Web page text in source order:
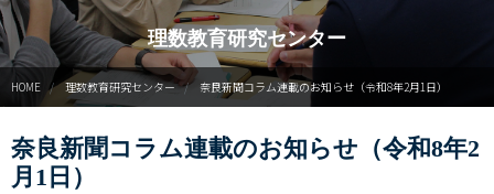
サマースクールイン曽爾
ウィンタースクールイン曽爾
GUTS（学力向上合宿）支援
理数教育研究センター
HOME 理数教育研究センター 奈良新聞コラム連載のお知らせ（令和8年2月1日）
奈良新聞コラム連載のお知らせ（令和8年2
月1日）